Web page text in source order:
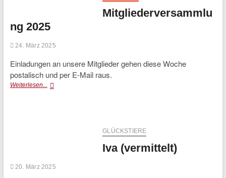
Mitgliederversammlu
ng 2025
24. März 2025
Einladungen an unsere Mitglieder gehen diese Woche
postalisch und per E-Mail raus.
Weiterlesen... Mitgliederversammlung
GLÜCKSTIERE
Iva (vermittelt)
20. März 2025